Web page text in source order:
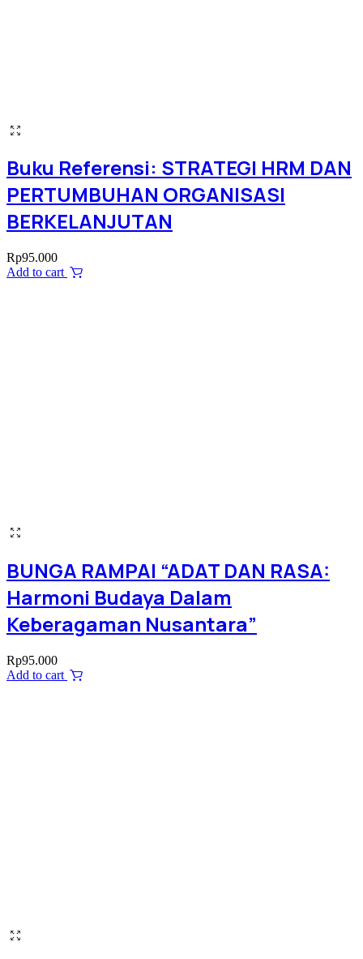
Buku Referensi: STRATEGI HRM DAN
PERTUMBUHAN ORGANISASI
BERKELANJUTAN
Rp95.000
Add to cart
BUNGA RAMPAI “ADAT DAN RASA:
Harmoni Budaya Dalam
Keberagaman Nusantara”
Rp95.000
Add to cart